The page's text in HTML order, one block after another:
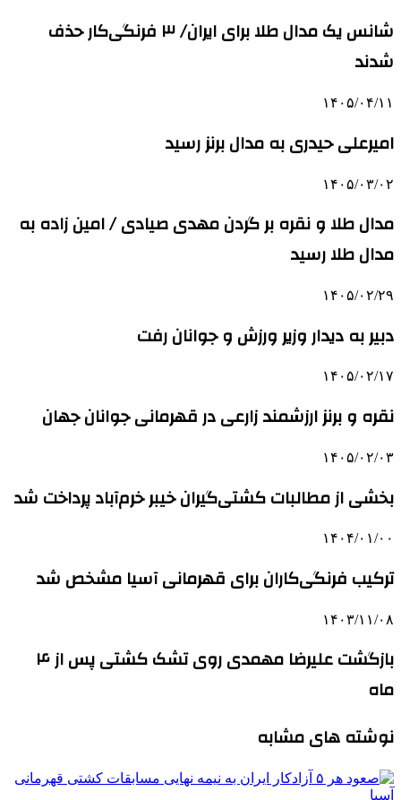
شانس یک مدال طلا برای ایران/ ۳ فرنگی‌کار حذف
شدند
۱۴۰۵/۰۴/۱۱
امیرعلی حیدری به مدال برنز رسید
۱۴۰۵/۰۳/۰۲
مدال طلا و نقره بر گردن مهدی صیادی / امین زاده به
مدال طلا رسید
۱۴۰۵/۰۲/۲۹
دبیر به دیدار وزیر ورزش و جوانان رفت
۱۴۰۵/۰۲/۱۷
نقره و برنز ارزشمند زارعی در قهرمانی جوانان جهان
۱۴۰۵/۰۲/۰۳
بخشی از مطالبات کشتی‌گیران خیبر خرم‌آباد پرداخت شد
۱۴۰۴/۰۱/۰۰
ترکیب فرنگی‌کاران برای قهرمانی آسیا مشخص شد
۱۴۰۳/۱۱/۰۸
بازگشت علیرضا مهمدی روی تشک کشتی پس از ۴
ماه
نوشته های مشابه